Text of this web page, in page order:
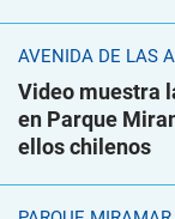
AVENIDA DE LAS
Video muestra
en Parque
ellos chilenos